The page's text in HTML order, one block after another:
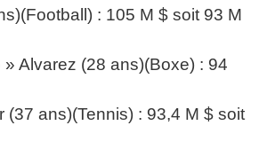
: 105 M $ soit 93 M
Alvarez (28 ans)(Boxe) : 94
(37 ans)(Tennis) : 93,4 M $ soit